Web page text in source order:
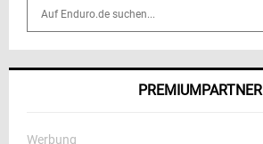
o
PREMIUMPARTNER
Werbung